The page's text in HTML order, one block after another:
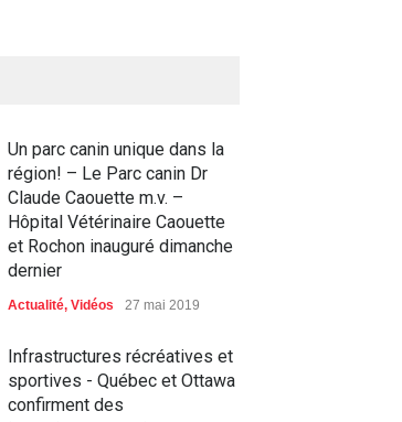
Un parc canin unique dans la
région! – Le Parc canin Dr
Claude Caouette m.v. –
Hôpital Vétérinaire Caouette
et Rochon inauguré dimanche
dernier
Actualité, Vidéos 27 mai 2019
Infrastructures récréatives et
sportives - Québec et Ottawa
confirment des